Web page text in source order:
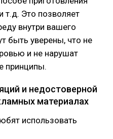
т.д. Это позволяет
внутри вашего
быть уверены, что не
и не нарушат
принципы.
и недостоверной
материалах
использовать